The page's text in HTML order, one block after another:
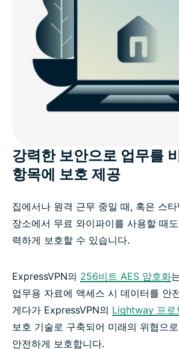
강력한 보안으로 업무를
항목에 보호 제공
집에서나 원격 근무 중일 때, 혹은 스
장소에서 무료 와이파이를 사용할 때
력하게 보호할 수 있습니다.
ExpressVPN의 256비트 AES 암호화
업무용 자료에 액세스 시 데이터를 안
게다가 ExpressVPN의 Lightway 프로
보호 기술로 구축되어 미래의 위협으
안전하게 보호합니다.